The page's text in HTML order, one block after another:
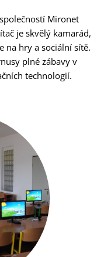
Mironet
je skvělý kamarád,
na hry a sociální sítě.
plné zábavy v
technologií.